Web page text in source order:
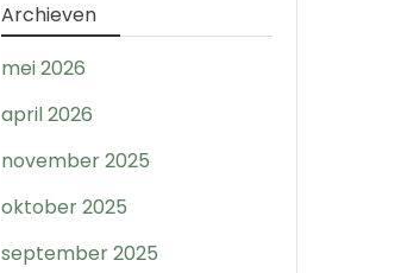
Archieven
mei 2026
april 2026
november 2025
oktober 2025
september 2025